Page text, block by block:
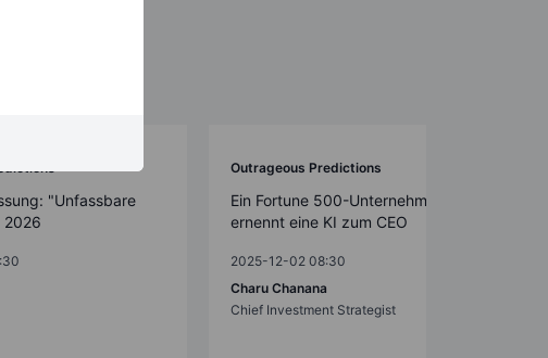
"Unfassbare
2026
Outrageous Predictions
Ein Fortune 500-Unternehmen
ernennt eine KI zum CEO
2025-12-02 08:30
Charu Chanana
Chief Investment Strategist